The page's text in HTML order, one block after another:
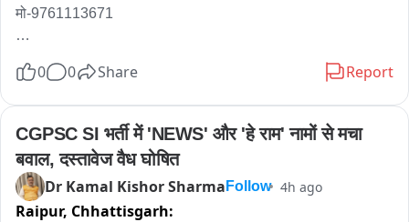
मो-9761113671
स्लोगन -मैनपुरी में लुका-छिपी खेल रहे युवक की पीट-पीटकर हत्या / गांव में
एंकर-मैनपुरी से सनसनीखेज खबर सामने आई है जहां सिर्फ एक मजाक... एक
खेल... एक युवक की जान ले गया। घिरोर थाना क्षेत्र के कोसमा हिनूद गांव
में नकाब पहनकर अपने चचेरे भाई के साथ लुका-छिपी खेल रहे 20 साल के
0 0 Share Report
CGPSC SI भर्ती में 'NEWS' और 'हे राम' नामों से मचा
बवाल, दस्तावेज वैध घोषित
Dr Kamal Kishor Sharma Follow 4h ago
Raipur, Chhattisgarh: